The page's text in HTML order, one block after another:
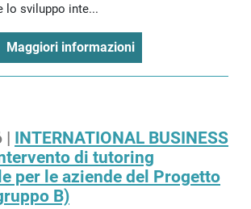
lo sviluppo inte...
Maggiori informazioni
| INTERNATIONAL BUSINESS
di tutoring
per le aziende del Progetto
B)